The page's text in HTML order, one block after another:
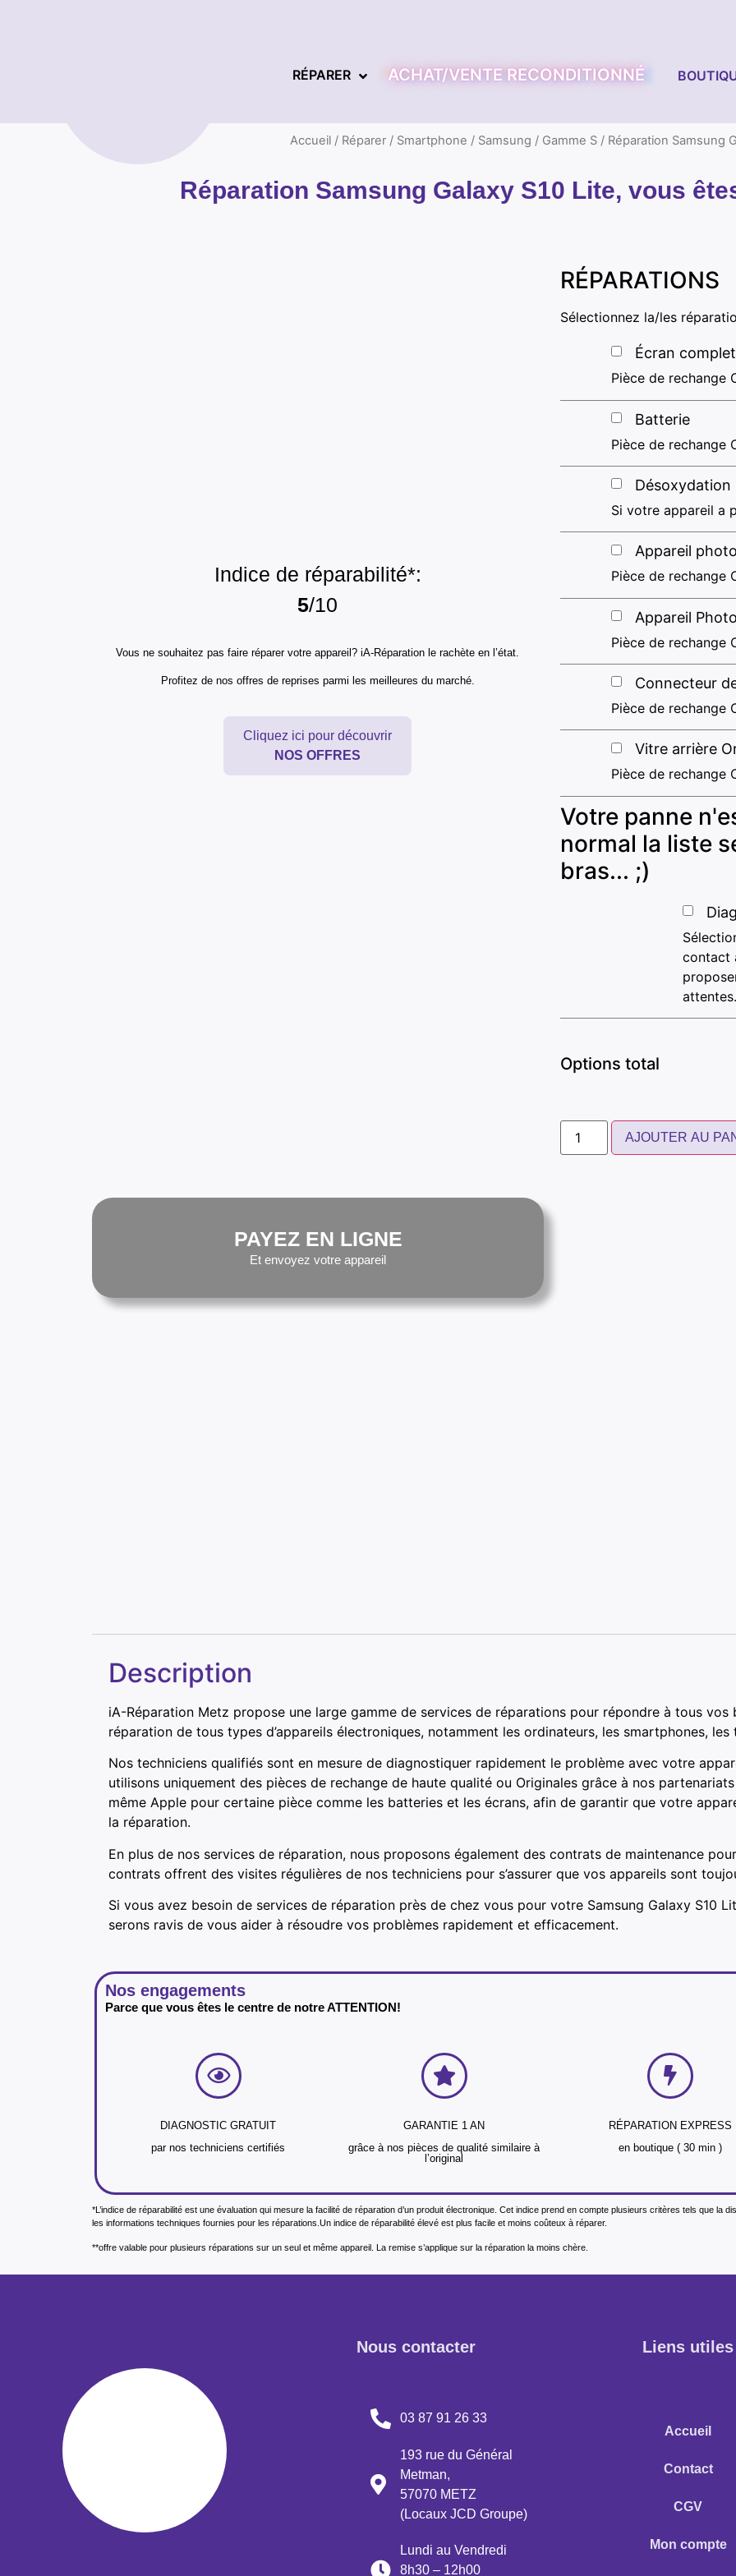
RÉPARER ACHAT/VENTE RECONDITIONNÉ
Accueil / Réparer / Smartphone / Samsung / Gamme S / Réparation Samsung
Réparation Samsung Galaxy S10 Lite, vous
Indice de réparabilité*:
5/10
Vous ne souhaitez pas faire réparer votre appareil? iA-Réparation le rachète en l’état.
Profitez de nos offres de reprises parmi les meilleures du marché.
Cliquez ici pour découvrir
NOS OFFRES
RÉPARATIONS
Sélectionnez la/les
Écran
Pièce de rechange
Batterie
Pièce de rechange
Désoxydation
Si votre appareil a
Appareil
Pièce de rechange
Appareil
Pièce de rechange
Connecteur
Pièce de rechange
Vitre arrière
Pièce de rechange
Votre panne
normal la liste
bras... ;)
contact
attentes.
Options total
AJOUTER AU
PAYEZ EN LIGNE
Et envoyez votre appareil
Description
iA-Réparation Metz propose une large gamme de services de réparations pour répondre à tous vos
réparation de tous types d’appareils électroniques, notamment les ordinateurs, les smartphones,
Nos techniciens qualifiés sont en mesure de diagnostiquer rapidement le problème avec votre
utilisons uniquement des pièces de rechange de haute qualité ou Originales grâce à nos
même Apple pour certaine pièce comme les batteries et les écrans, afin de garantir que votre
la réparation.
En plus de nos services de réparation, nous proposons également des contrats de maintenance
contrats offrent des visites régulières de nos techniciens pour s’assurer que vos appareils sont
Si vous avez besoin de services de réparation près de chez vous pour votre Samsung Galaxy S10
serons ravis de vous aider à résoudre vos problèmes rapidement et efficacement.
Nos engagements
Parce que vous êtes le centre de notre ATTENTION!
DIAGNOSTIC GRATUIT
par nos techniciens certifiés
GARANTIE 1 AN
grâce à nos pièces de qualité similaire à
l’original
RÉPARATION EXPRESS
en boutique ( 30 min )
*L’indice de réparabilité est une évaluation qui mesure la facilité de réparation d’un produit électronique. Cet indice prend en compte plusieurs critères tels que la
les informations techniques fournies pour les réparations.Un indice de réparabilité élevé est plus facile et moins coûteux à réparer.
**offre valable pour plusieurs réparations sur un seul et même appareil. La remise s’applique sur la réparation la moins chère.
Nous contacter
03 87 91 26 33
193 rue du Général
Metman,
57070 METZ
(Locaux JCD Groupe)
Lundi au Vendredi
8h30 – 12h00
Liens utiles
Accueil
Contact
CGV
Mon compte